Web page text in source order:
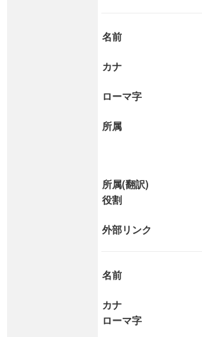
名前
カナ
ローマ字
所属
所属(翻訳)
役割
外部リンク
名前
カナ
ローマ字